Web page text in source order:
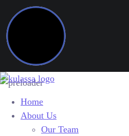
Home
About Us
Our Team